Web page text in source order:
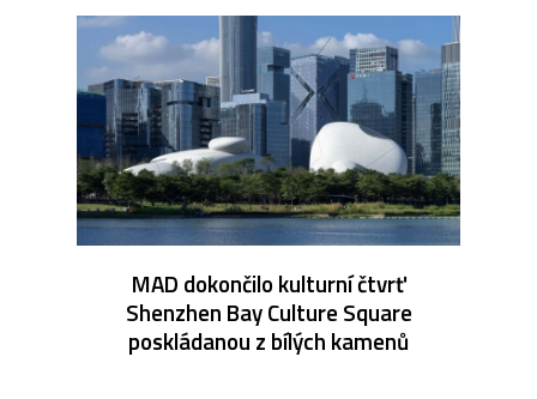
MAD dokončilo kulturní čtvrť
Shenzhen Bay Culture Square
poskládanou z bílých kamenů